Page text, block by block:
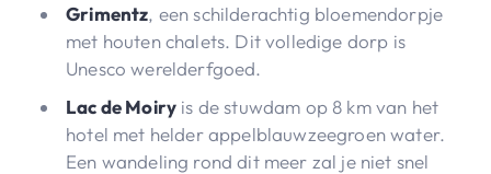
Grimentz, een schilderachtig bloemendorpje
met houten chalets. Dit volledige dorp is
Unesco werelderfgoed.
Lac de Moiry is de stuwdam op 8 km van het
hotel met helder appelblauwzeegroen water.
Een wandeling rond dit meer zal je niet snel